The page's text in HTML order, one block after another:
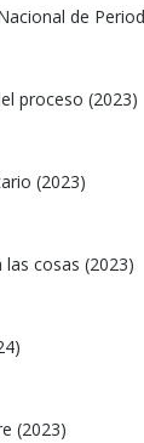
de
proceso (2023)
(2023)
las cosas (2023)
(2023)